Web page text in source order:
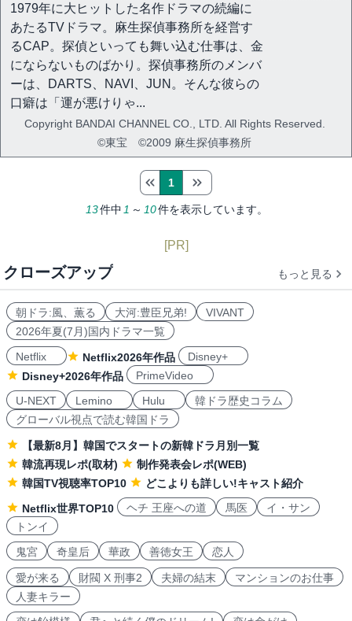
1979年に大ヒットした名作ドラマの続編に
あたるTVドラマ。麻生探偵事務所を経営す
るCAP。探偵といっても舞い込む仕事は、金
にならないものばかり。探偵事務所のメンバ
ーは、DARTS、NAVI、JUN。そんな彼らの
口癖は「運が悪けりゃ...
Copyright BANDAI CHANNEL CO., LTD. All Rights Reserved.
©東宝 ©2009 麻生探偵事務所
13件中 1 ～ 10件を表示しています。
1
[PR]
クローズアップ もっと見る
朝ドラ:風、薫る 大河:豊臣兄弟!
VIVANT
2026年夏(7月)国内ドラマ一覧
Netflix
Netflix2026年作品
Disney+
Disney+2026年作品
PrimeVideo
U-NEXT
Lemino Hulu
韓ドラ歴史コラム
グローバル視点で読む韓国ドラ
【最新8月】韓国でスタートの新韓ドラ月別一覧
韓流再現レポ(取材)
制作発表会レポ(WEB)
韓国TV視聴率TOP10
どこよりも詳しい!キャスト紹介
Netflix世界TOP10
ヘチ 王座への道 馬医
イ・サン
トンイ
鬼宮
奇皇后 華政 善徳女王 恋人
愛が来る 財閥 X 刑事2 夫婦の結末
マンションのお仕事
人妻キラー